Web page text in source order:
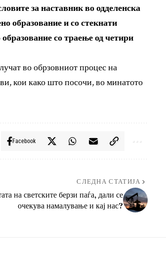
за наставник во одделенска
образование и со стекнати
со траење од четири
во обрзовниот процес на
кои како што посочи, во минатото
Facebook
СЛЕДНА СТАТИЈА
на светските берзи паѓа, дали се
очекува намалување и кај нас?